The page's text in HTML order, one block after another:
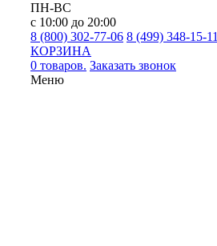
ПН-ВС
с 10:00 до 20:00
8 (800) 302-77-06 8 (499) 348-15-11
КОРЗИНА
0 товаров. Заказать звонок
Меню